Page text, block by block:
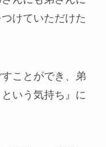
けていただけた
ことができ、弟
いう気持ち』に